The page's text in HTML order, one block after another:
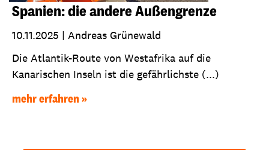
Spanien: die andere Außengrenze
10.11.2025 | Andreas Grünewald
Die Atlantik-Route von Westafrika auf die
Kanarischen Inseln ist die gefährlichste (...)
mehr erfahren